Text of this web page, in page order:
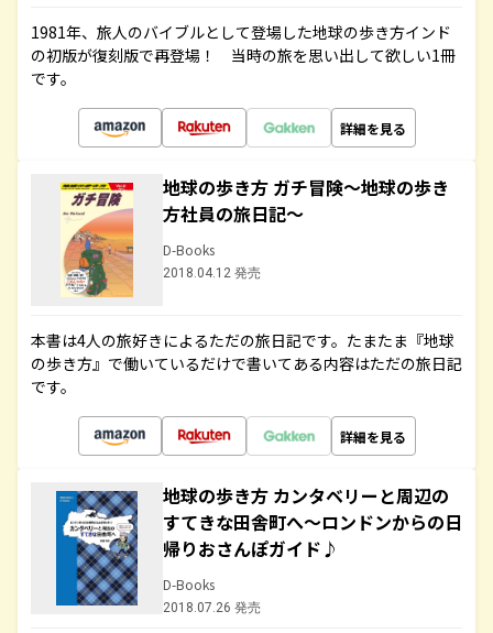
1981年、旅人のバイブルとして登場した地球の歩き方インド
の初版が復刻版で再登場！ 当時の旅を思い出して欲しい1冊
です。
詳細を見る
地球の歩き方 ガチ冒険～地球の歩き
方社員の旅日記～
D-Books
2018.04.12 発売
本書は4人の旅好きによるただの旅日記です。たまたま『地球
の歩き方』で働いているだけで書いてある内容はただの旅日記
です。
詳細を見る
地球の歩き方 カンタベリーと周辺の
すてきな田舎町へ～ロンドンからの日
帰りおさんぽガイド♪
D-Books
2018.07.26 発売